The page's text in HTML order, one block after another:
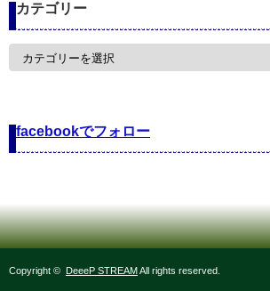
カテゴリー
カ
facebookでフォロー
Copyright © DeeeP STREAMAll rights reserved.